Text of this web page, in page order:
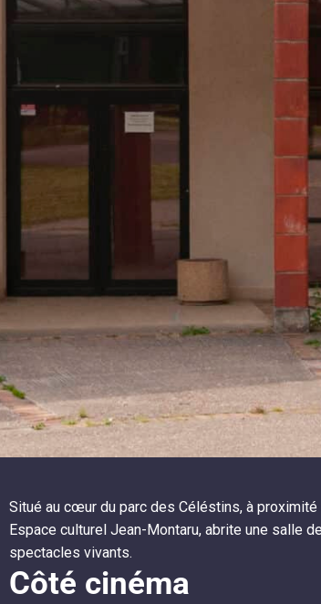
Situé au cœur du parc des Céléstins, à
Espace culturel Jean-Montaru, abrite une salle
spectacles vivants.
Côté cinéma